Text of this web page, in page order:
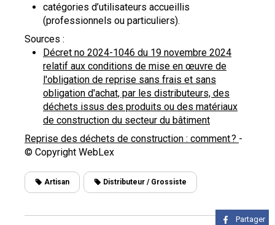
catégories d’utilisateurs accueillis
(professionnels ou particuliers).
Sources :
Décret no 2024-1046 du 19 novembre 2024
relatif aux conditions de mise en œuvre de
l'obligation de reprise sans frais et sans
obligation d'achat, par les distributeurs, des
déchets issus des produits ou des matériaux
de construction du secteur du bâtiment
Reprise des déchets de construction : comment ? -
© Copyright WebLex
Artisan Distributeur / Grossiste
Partager